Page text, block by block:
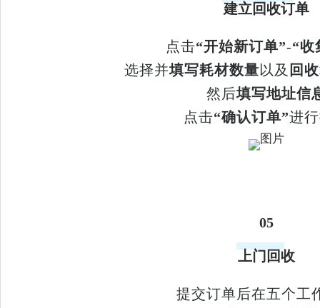
建立回收订单
点击“开始新订单”-“收
选择并填写耗材数量以及 回
然后填写地址信
点击“确认订单”进
05
上门回收
提交订单后在五个工